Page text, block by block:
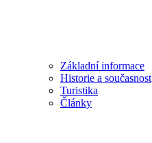
Základní informace
Historie a současnost
Turistika
Články